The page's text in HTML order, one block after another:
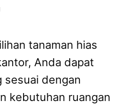
tanaman hias
Anda dapat
sesuai dengan
kebutuhan ruangan